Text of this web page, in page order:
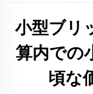
小型ブリ
算内での
頃な